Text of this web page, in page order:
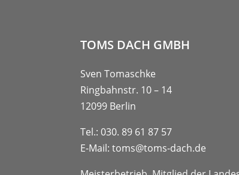
TOMS DACH GMBH
Sven Tomaschke
Ringbahnstr. 10 – 14
12099 Berlin
Tel.:030. 89 61 87 57
E-Mail:toms@toms-dach.de